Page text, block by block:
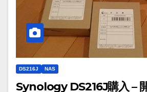
DS216J NAS
Synology DS216J購入 –